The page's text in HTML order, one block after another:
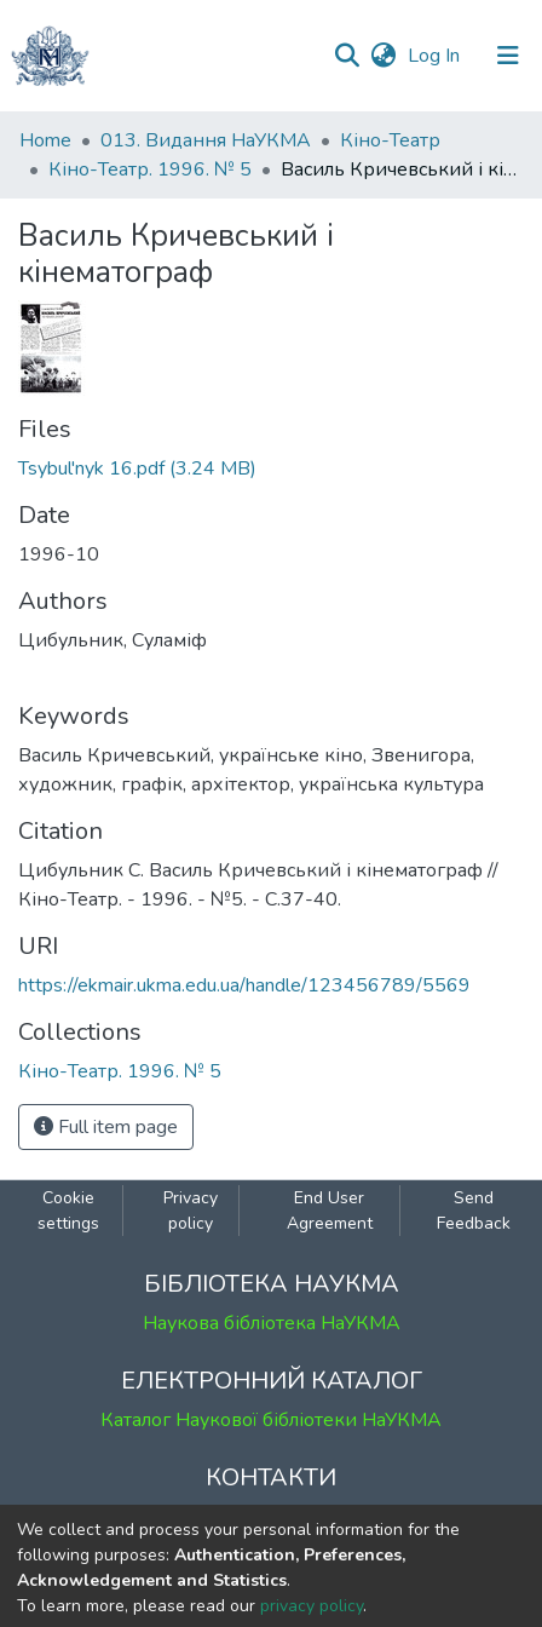
Log In (current)
Communities
&
All of DSpace
Statistics
Home 013. Видання НаУКМА
Кіно-Театр
Кіно-Театр. 1996. № 5
Василь Кричевський і кінематограф
Василь Кричевський і
кінематограф
Files
Tsybul'nyk 16.pdf(3.24 MB)
Date
1996-10
Authors
Цибульник, Суламіф
Keywords
Василь Кричевський, українське кіно, Звенигора,
художник, графік, архітектор, українська культура
Citation
Цибульник С. Василь Кричевський і кінематограф //
Кіно-Театр. - 1996. - №5. - С.37-40.
URI
https://ekmair.ukma.edu.ua/handle/123456789/5569
Collections
Кіно-Театр. 1996. № 5
Full item page
Cookie
settings
Privacy
policy
End User
Agreement
Send
Feedback
БІБЛІОТЕКА НАУКМА
Наукова бібліотека НаУКМА
ЕЛЕКТРОННИЙ КАТАЛОГ
Каталог Наукової бібліотеки НаУКМА
КОНТАКТИ
м. Київ, вул. Григорія Сковороди, 2
к. 1, к. 120
тел. (044) 463-69-31
ekmair@ukma.edu.ua
We collect and process your personal information for the
following purposes: Authentication, Preferences,
Acknowledgement and Statistics.
To learn more, please read our privacy policy.